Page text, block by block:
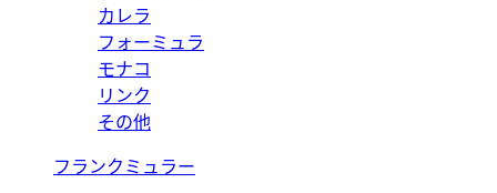
カレラ
フォーミュラ
モナコ
リンク
その他
フランクミュラー